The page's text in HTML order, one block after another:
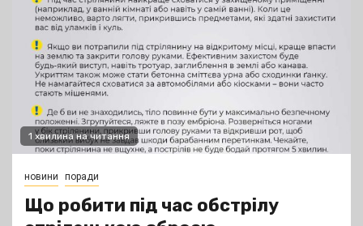
1 хвилина на читання
новини поради
Що робити під час обстрілу